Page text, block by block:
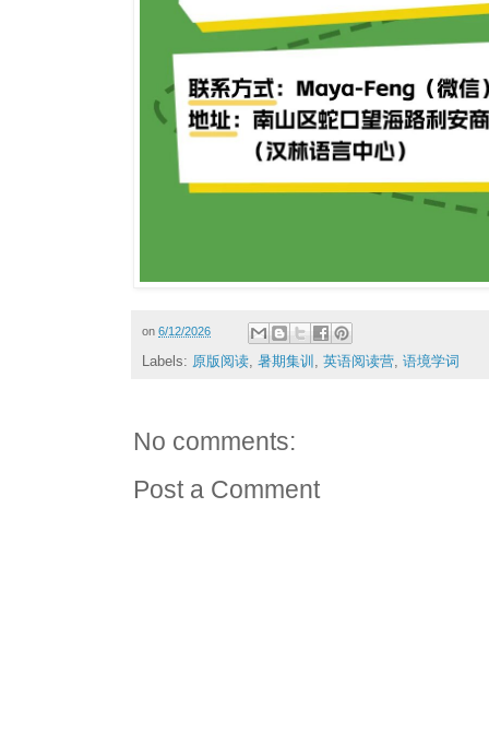
on 6/12/2026
Labels: 原版阅读 暑期集训 英语阅读营 语境学词
No comments:
Post a Comment